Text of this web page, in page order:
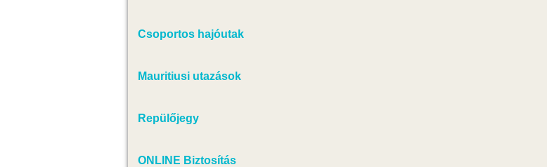
Csoportos hajóutak
Mauritiusi utazások
Repülőjegy
ONLINE Biztosítás